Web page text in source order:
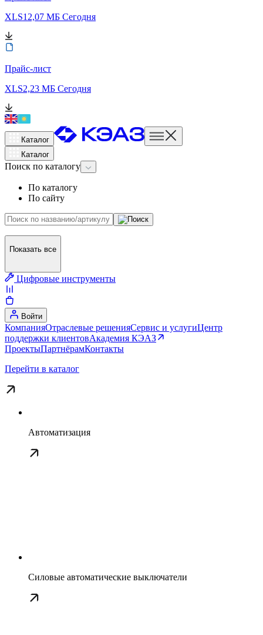
XLS12,07 МБ Сегодня
Прайс-лист
XLS2,23 МБ Сегодня
Каталог
Каталог
Поиск по каталогу
По каталогу
По сайту
Показать все
Цифровые инструменты
Войти
КомпанияОтраслевые решенияСервис и услугиЦентр
поддержки клиентовАкадемия КЭАЗ
ПроектыПартнёрамКонтакты
Перейти в каталог
Автоматизация
Силовые автоматические выключатели